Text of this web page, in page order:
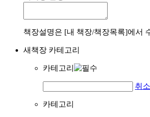
책장설명은 [내 책장/책장목록]에서
새책장 카테고리
카테고리
취소
카테고리